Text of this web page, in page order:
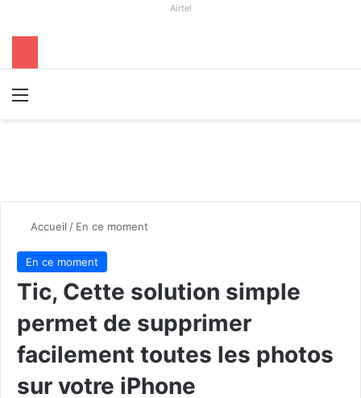
Airtel
Accueil / En ce moment
En ce moment
Tic, Cette solution simple
permet de supprimer
facilement toutes les photos
sur votre iPhone